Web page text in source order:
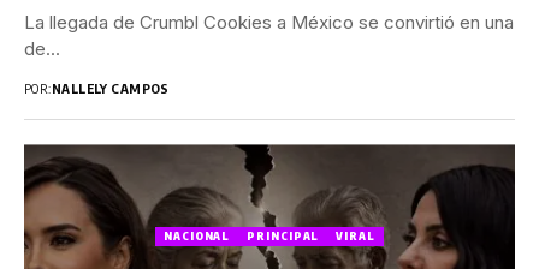
La llegada de Crumbl Cookies a México se convirtió en una
de...
POR:NALLELY CAMPOS
NACIONAL PRINCIPAL VIRAL